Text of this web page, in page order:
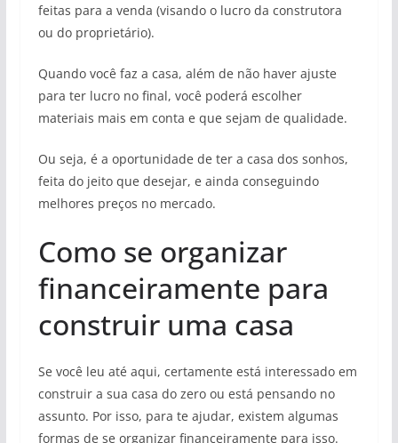
feitas para a venda (visando o lucro da construtora
ou do proprietário).
Quando você faz a casa, além de não haver ajuste
para ter lucro no final, você poderá escolher
materiais mais em conta e que sejam de qualidade.
Ou seja, é a oportunidade de ter a casa dos sonhos,
feita do jeito que desejar, e ainda conseguindo
melhores preços no mercado.
Como se organizar
financeiramente para
construir uma casa
Se você leu até aqui, certamente está interessado em
construir a sua casa do zero ou está pensando no
assunto. Por isso, para te ajudar, existem algumas
formas de se organizar financeiramente para isso.